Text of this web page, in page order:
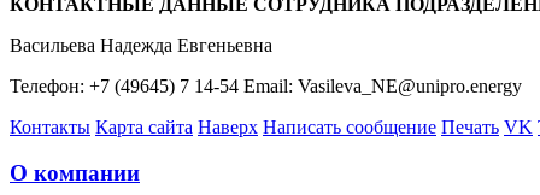
Васильева Надежда Евгеньевна
Телефон: +7 (49645) 7 14-54 Email: Vasileva_NE@unipro.energy
Контакты Карта сайта Наверх Написать сообщение Печать VK
О компании